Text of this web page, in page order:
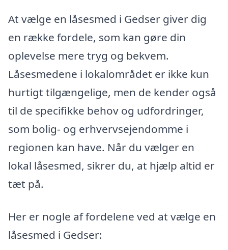
At vælge en låsesmed i Gedser giver dig
en række fordele, som kan gøre din
oplevelse mere tryg og bekvem.
Låsesmedene i lokalområdet er ikke kun
hurtigt tilgængelige, men de kender også
til de specifikke behov og udfordringer,
som bolig- og erhvervsejendomme i
regionen kan have. Når du vælger en
lokal låsesmed, sikrer du, at hjælp altid er
tæt på.
Her er nogle af fordelene ved at vælge en
låsesmed i Gedser: